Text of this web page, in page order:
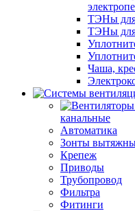
ТЭНы
ТЭНы для
Чаша,
канальные
Автоматика
Зонты
Крепеж
Приводы
Трубопровод
Фильтра
Фитинги